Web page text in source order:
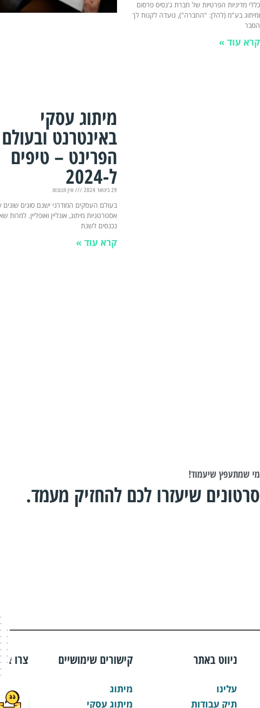
כללי מדיניות הפרטיות של חברת ג'נסיס פרסום
ומיתוג בע"מ (להלן: "החברה"), נועדה לקנות לך
הסבר
קרא עוד »
מיתוג עסקי
באינטרנט ובעולם
הפרינט – טיפים
ל-2024
29 בינואר 2024 אין תגובות
בעולם העסקים המודרני ישנם סוגים
אסטרטגיות מיתוג, אונליין ואופליין. למרות
נכנסים לשנת
קרא עוד »
מי שמתעפץ שיעמוד!
סרטונים שיעזרו לכם להחזיק מעמד.
ניווט באתר
עלינו
תיק עבודות
קישורים שימושיים
מיתוג
מיתוג עסקי
צרו